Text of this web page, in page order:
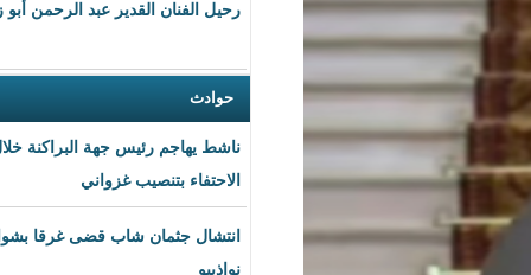
رحيل الفنان القدير عبد الرحمن أبو زهرة
حوادث
ناشط يهاجم رئيس جهة البراكنة خلال
الاحتفاء بتنصيب غزواني
انتشال جثمان شاب قضى غرقا بشواطئ